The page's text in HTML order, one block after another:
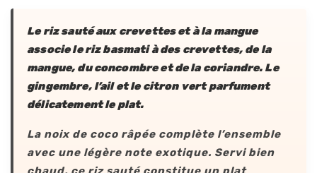
Le riz sauté aux crevettes et à la mangue
associe le riz basmati à des crevettes, de la
mangue, du concombre et de la coriandre. Le
gingembre, l’ail et le citron vert parfument
délicatement le plat.
La noix de coco râpée complète l’ensemble
avec une légère note exotique. Servi bien